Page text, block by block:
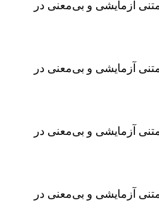
آزمایشی و بی‌معنی در
آزمایشی و بی‌معنی در
آزمایشی و بی‌معنی در
آزمایشی و بی‌معنی در